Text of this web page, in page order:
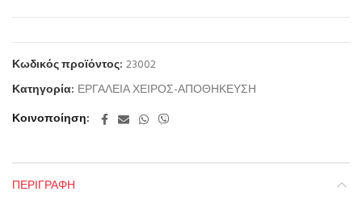
Κωδικός προϊόντος: 23002
Κατηγορία: ΕΡΓΑΛΕΙΑ ΧΕΙΡΟΣ-ΑΠΟΘΗΚΕΥΣΗ
Κοινοποίηση
ΠΕΡΙΓΡΑΦΉ